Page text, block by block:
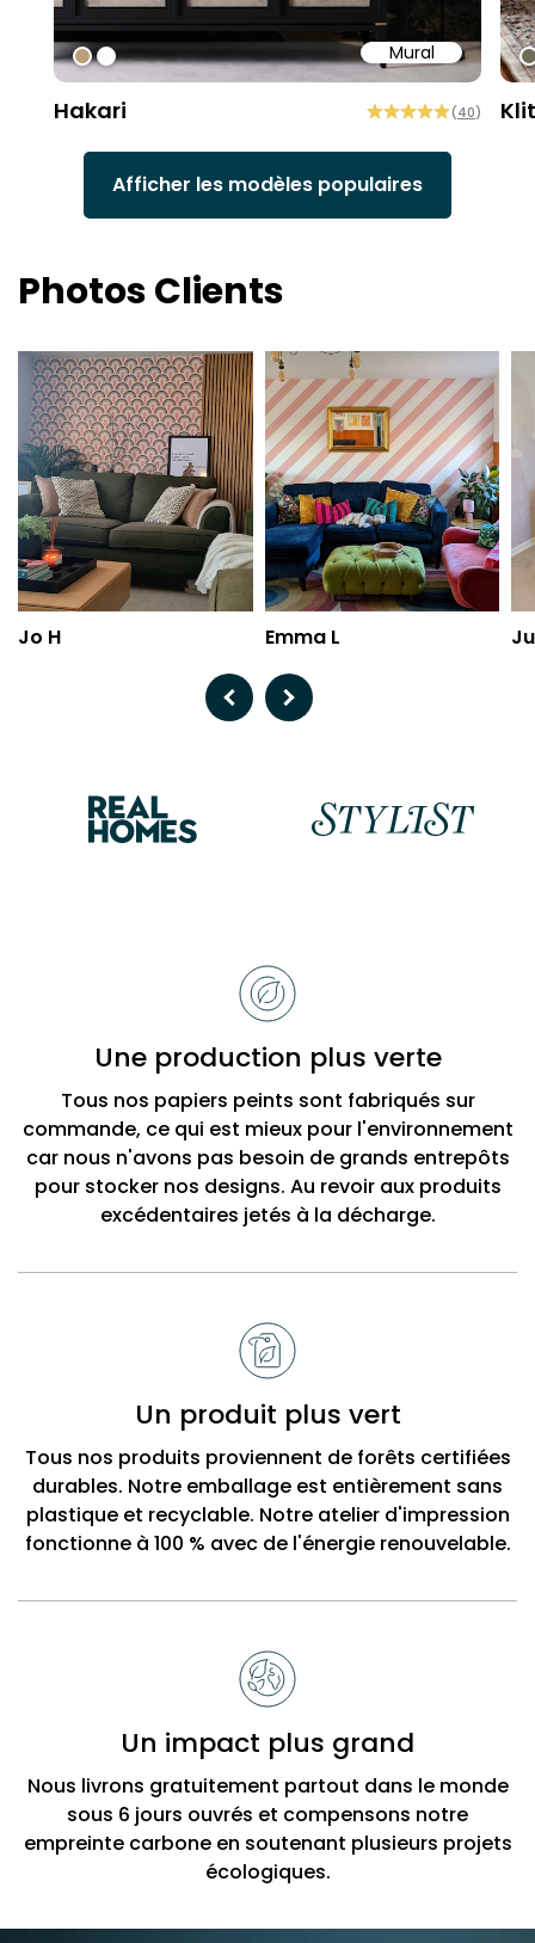
Mural
#bd9e7a
#ffffff
Hakari (40)
Afficher les modèles populaires
Photos Clients
Jo H Emma L
PreviousNext
BobbiUne production plus verte
Tous nos papiers peints sont fabriqués sur
commande, ce qui est mieux pour l'environnement
car nous n'avons pas besoin de grands entrepôts
pour stocker nos designs. Au revoir aux produits
excédentaires jetés à la décharge.
Un produit plus vert
Tous nos produits proviennent de forêts certifiées
durables. Notre emballage est entièrement sans
plastique et recyclable. Notre atelier d'impression
fonctionne à 100 % avec de l'énergie renouvelable.
Un impact plus grand
Nous livrons gratuitement partout dans le monde
sous 6 jours ouvrés et compensons notre
empreinte carbone en soutenant plusieurs projets
écologiques.